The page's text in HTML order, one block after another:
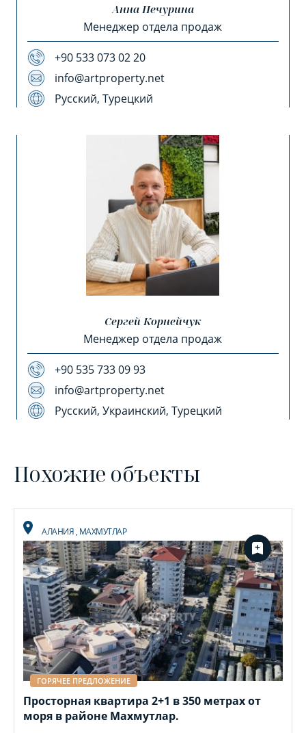
Анна Печурина
Менеджер отдела продаж
+90 533 073 02 20
info@artproperty.net
Русский, Турецкий
Сергей Корнейчук
Менеджер отдела продаж
+90 535 733 09 93
info@artproperty.net
Русский, Украинский, Турецкий
Похожие объекты
АЛАНИЯ, МАХМУТЛАР
ГОРЯЧЕЕ ПРЕДЛОЖЕНИЕ
Просторная квартира 2+1 в 350 метрах от
моря в районе Махмутлар.